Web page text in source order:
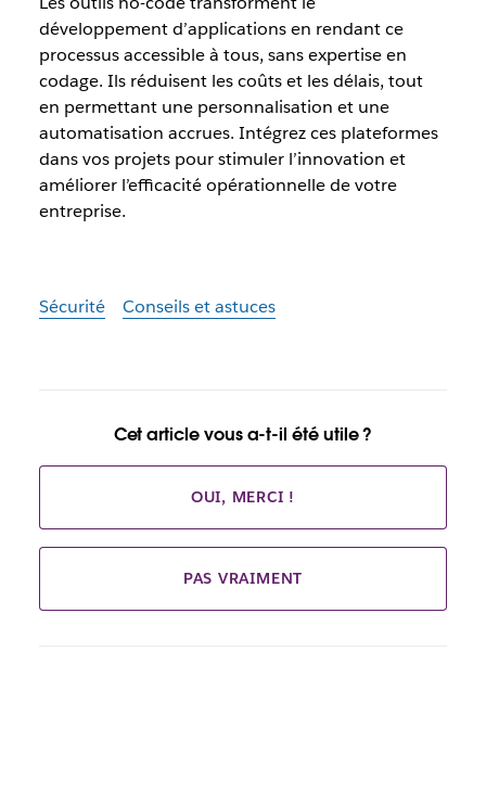
développement d’applications en rendant ce
processus accessible à tous, sans expertise en
codage. Ils réduisent les coûts et les délais, tout
en permettant une personnalisation et une
automatisation accrues. Intégrez ces plateformes
dans vos projets pour stimuler l’innovation et
améliorer l’efficacité opérationnelle de votre
entreprise.
Sécurité Conseils et astuces
Cet article vous a-t-il été utile ?
OUI, MERCI !
PAS VRAIMENT